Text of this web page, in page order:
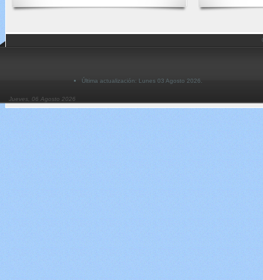
Última actualización: Lunes 03 Agosto 2026.
Jueves, 06 Agosto 2026